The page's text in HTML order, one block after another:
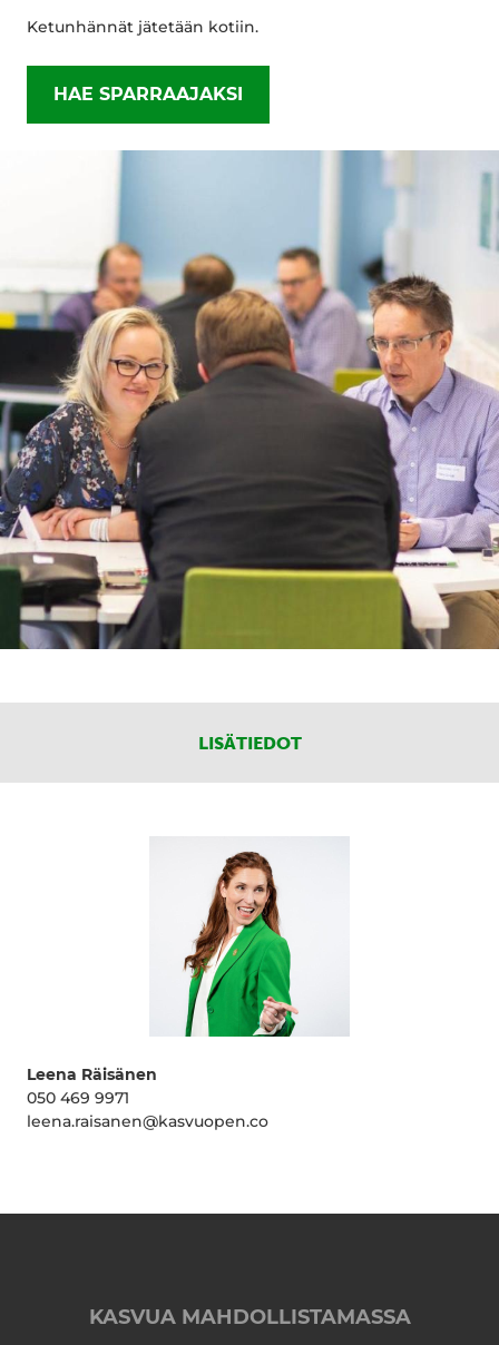
Ketunhännät jätetään kotiin.
HAE SPARRAAJAKSI
LISÄTIEDOT
Leena Räisänen
050 469 9971
leena.raisanen@kasvuopen.co
KASVUA MAHDOLLISTAMASSA